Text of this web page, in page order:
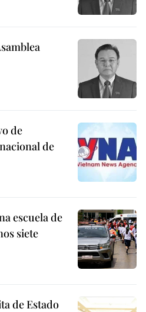
de
de
escuela de
siete
de Estado